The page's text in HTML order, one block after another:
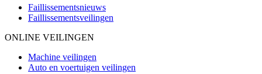
Faillissementsnieuws
Faillissementsveilingen
ONLINE VEILINGEN
Machine veilingen
Auto en voertuigen veilingen